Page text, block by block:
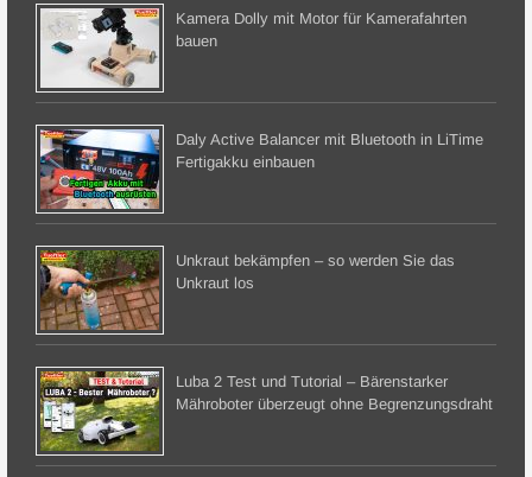
Kamera Dolly mit Motor für Kamerafahrten
bauen
Daly Active Balancer mit Bluetooth in LiTime
Fertigakku einbauen
Unkraut bekämpfen – so werden Sie das
Unkraut los
Luba 2 Test und Tutorial – Bärenstarker
Mähroboter überzeugt ohne Begrenzungsdraht